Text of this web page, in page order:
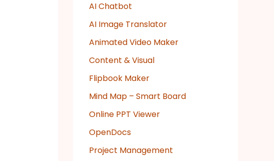
AI Chatbot
AI Image Translator
Animated Video Maker
Content & Visual
Flipbook Maker
Mind Map – Smart Board
Online PPT Viewer
OpenDocs
Project Management